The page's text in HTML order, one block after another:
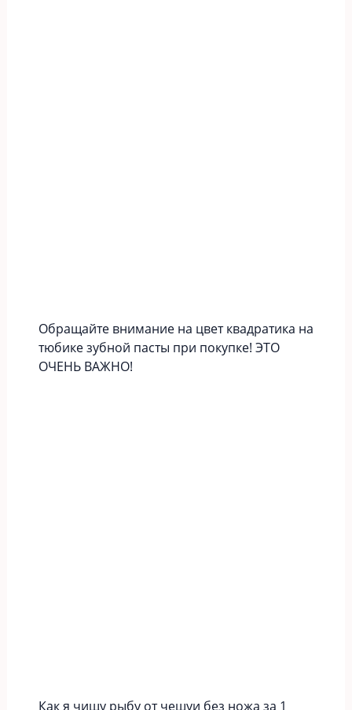
Обращайте внимание на цвет квадратика на
тюбике зубной пасты при покупке! ЭТО
ОЧЕНЬ ВАЖНО!
Как я чищу рыбу от чешуи без ножа за 1